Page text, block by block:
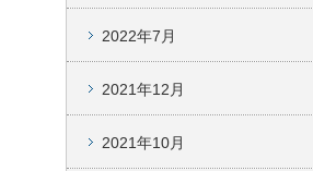
2022年7月
2021年12月
2021年10月